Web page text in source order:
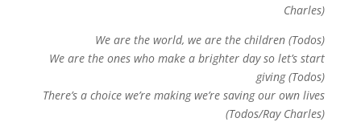
Charles)
We are the world, we are the children (Todos)
We are the ones who make a brighter day so let’s start
giving (Todos)
There’s a choice we’re making we’re saving our own lives
(Todos/Ray Charles)